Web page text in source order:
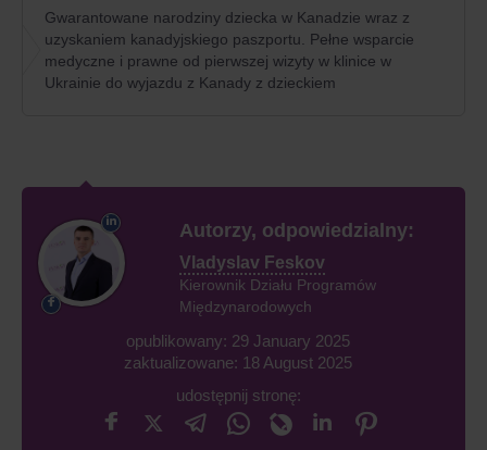
Gwarantowane narodziny dziecka w Kanadzie wraz z
uzyskaniem kanadyjskiego paszportu. Pełne wsparcie
medyczne i prawne od pierwszej wizyty w klinice w
Ukrainie do wyjazdu z Kanady z dzieckiem
Autorzy, odpowiedzialny:
Vladyslav Feskov
Kierownik Działu Programów
Międzynarodowych
opublikowany: 29 January 2025
zaktualizowane: 18 August 2025
udostępnij stronę: